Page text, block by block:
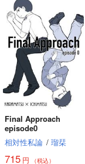
Final Approach
episode0
相対性私論 / 瑠栞
715 円 （税込）